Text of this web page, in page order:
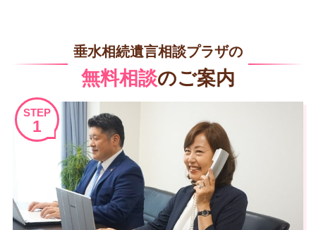
垂水相続遺言相談プラザの
無料相談のご案内
STEP
1